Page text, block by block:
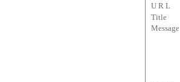
U R L
Title
Message